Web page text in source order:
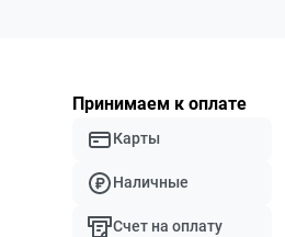
Принимаем к оплате
Карты
Наличные
Счет на оплату